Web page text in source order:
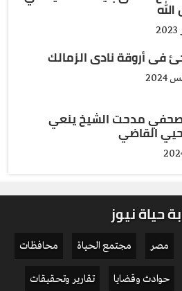
فى أروقة نادى الزمالك
مدحت الشيخ ينعي
القاضي
حياة نيوز
مصر مجتمع الحياة
محافظات
حوادث وقضايا
تقارير وتحقيقات